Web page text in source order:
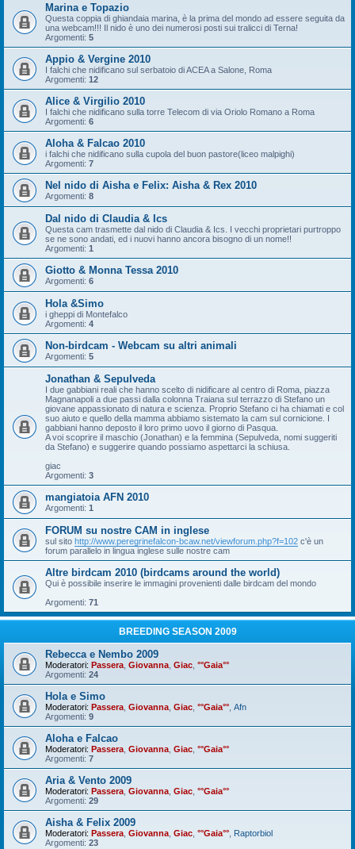
Marina e Topazio
Questa coppia di ghiandaia marina, è la prima del mondo ad essere seguita da
una webcam!!! Il nido è uno dei numerosi posti sui tralicci di Terna!
Argomenti: 5
Appio & Vergine 2010
I falchi che nidificano sul serbatoio di ACEA a Salone, Roma
Argomenti: 12
Alice & Virgilio 2010
I falchi che nidificano sulla torre Telecom di via Oriolo Romano a Roma
Argomenti: 6
Aloha & Falcao 2010
i falchi che nidificano sulla cupola del buon pastore(liceo malpighi)
Argomenti: 7
Nel nido di Aisha e Felix: Aisha & Rex 2010
Argomenti: 8
Dal nido di Claudia & Ics
Questa cam trasmette dal nido di Claudia & Ics. I vecchi proprietari purtroppo
se ne sono andati, ed i nuovi hanno ancora bisogno di un nome!!
Argomenti: 1
Giotto & Monna Tessa 2010
Argomenti: 6
Hola &Simo
i gheppi di Montefalco
Argomenti: 4
Non-birdcam - Webcam su altri animali
Argomenti: 5
Jonathan & Sepulveda
I due gabbiani reali che hanno scelto di nidificare al centro di Roma, piazza
Magnanapoli a due passi dalla colonna Traiana sul terrazzo di Stefano un
giovane appassionato di natura e scienza. Proprio Stefano ci ha chiamati e col
suo aiuto e quello della mamma abbiamo sistemato la cam sul cornicione. I
gabbiani hanno deposto il loro primo uovo il giorno di Pasqua.
A voi scoprire il maschio (Jonathan) e la femmina (Sepulveda, nomi suggeriti
da Stefano) e suggerire quando possiamo aspettarci la schiusa.
giac
Argomenti: 3
mangiatoia AFN 2010
Argomenti: 1
FORUM su nostre CAM in inglese
sul sito http://www.peregrinefalcon-bcaw.net/viewforum.php?f=102 c'è un
forum parallelo in lingua inglese sulle nostre cam
Altre birdcam 2010 (birdcams around the world)
Qui è possibile inserire le immagini provenienti dalle birdcam del mondo
Argomenti: 71
BREEDING SEASON 2009
Rebecca e Nembo 2009
Moderatori: Passera Giovanna Giac °°Gaia°°
Argomenti: 24
Hola e Simo
Moderatori: Passera Giovanna Giac °°Gaia°° Afn
Argomenti: 9
Aloha e Falcao
Moderatori: Passera Giovanna Giac °°Gaia°°
Argomenti: 7
Aria & Vento 2009
Moderatori: Passera Giovanna Giac °°Gaia°°
Argomenti: 29
Aisha & Felix 2009
Moderatori: Passera Giovanna Giac °°Gaia°° Raptorbiol
Argomenti: 23